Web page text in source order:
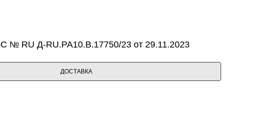
№ RU Д-RU.PA10.B.17750/23 от 29.11.2023
ДОСТАВКА